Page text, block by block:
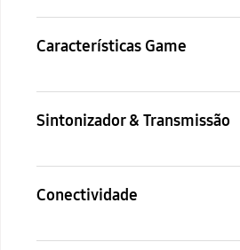
Características Game
Sintonizador & Transmissão
Conectividade